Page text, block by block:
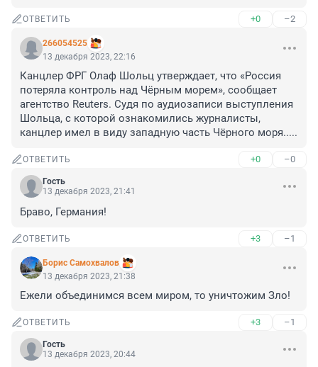
ОТВЕТИТЬ +0 –2
266054525
13 декабря 2023, 22:16
Канцлер ФРГ Олаф Шольц утверждает, что «Россия
потеряла контроль над Чёрным морем», сообщает
агентство Reuters. Судя по аудиозаписи выступления
Шольца, с которой ознакомились журналисты,
канцлер имел в виду западную часть Чёрного моря.....
ОТВЕТИТЬ +0 –0
Гость
13 декабря 2023, 21:41
Браво, Германия!
ОТВЕТИТЬ +3 –1
Борис Самохвалов
13 декабря 2023, 21:38
Ежели объединимся всем миром, то уничтожим Зло!
ОТВЕТИТЬ +3 –1
Гость
13 декабря 2023, 20:44